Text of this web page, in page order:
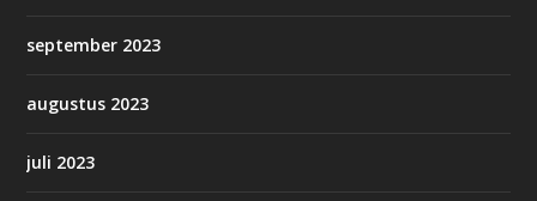
september 2023
augustus 2023
juli 2023